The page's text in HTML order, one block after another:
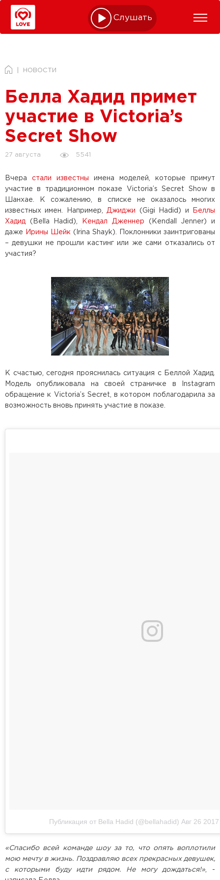
Слушать online
НОВОСТИ
Белла Хадид примет
участие в Victoria’s
Secret Show
27 августа 5541
Вчера стали известны имена моделей, которые примут
участие в традиционном показе Victoria’s Secret Show в
Шанхае. К сожалению, в списке не оказалось многих
известных имен. Например, Джиджи (Gigi Hadid) и
Беллы
Хадид (Bella Hadid), Кендал Дженнер (Kendall Jenner) и
даже
Ирины Шейк (Irina Shayk). Поклонники заинтригованы
– девушки не прошли кастинг или же сами отказались от
участия?
К счастью, сегодня прояснилась ситуация с Беллой Хадид.
Модель опубликовала на своей страничке в Instagram
обращение к Victoria’s Secret, в котором поблагодарила за
возможность вновь принять участие в показе.
Публикация от Bella Hadid (@bellahadid) Авг 26
«Спасибо всей команде шоу за то, что опять воплотили
мою мечту в жизнь. Поздравляю всех прекрасных девушек,
с которыми буду идти рядом. Не могу дождаться!» , -